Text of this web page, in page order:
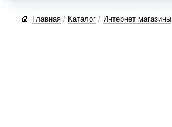
Главная / Каталог / Интернет магазины